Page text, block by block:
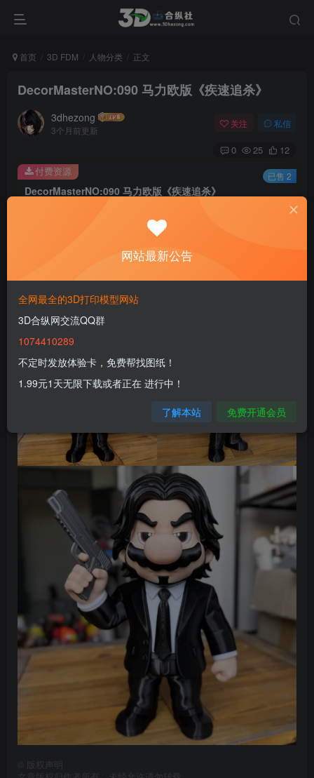
首页 3D FDM 人物分类 正文
DecorMasterNO:090 马力欧版《疾速追杀》
3dhezong
3个月前更新
关注 私信
0 25 12
DecorMasterNO:090 马力欧版《疾速追杀》
100
免费
付费资源 已售 2
版权声明
网站最新公告
全网最全的3D打印模型网站
3D合纵网交流QQ群
1074410289
不定时发放体验卡，免费帮找图纸！
1.99元1天无限下载或者正在 进行中！
了解本站 免费开通会员